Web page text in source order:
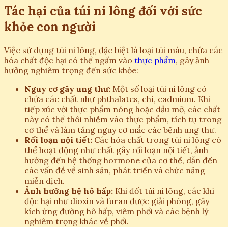
Tác hại của túi ni lông đối với sức
khỏe con người
Việc sử dụng túi ni lông, đặc biệt là loại túi màu, chứa các
hóa chất độc hại có thể ngấm vào thực phẩm, gây ảnh
hưởng nghiêm trọng đến sức khỏe:
Nguy cơ gây ung thư: Một số loại túi ni lông có
chứa các chất như phthalates, chì, cadmium. Khi
tiếp xúc với thực phẩm nóng hoặc dầu mỡ, các chất
này có thể thôi nhiễm vào thực phẩm, tích tụ trong
cơ thể và làm tăng nguy cơ mắc các bệnh ung thư.
Rối loạn nội tiết: Các hóa chất trong túi ni lông có
thể hoạt động như chất gây rối loạn nội tiết, ảnh
hưởng đến hệ thống hormone của cơ thể, dẫn đến
các vấn đề về sinh sản, phát triển và chức năng
miễn dịch.
Ảnh hưởng hệ hô hấp: Khi đốt túi ni lông, các khí
độc hại như dioxin và furan được giải phóng, gây
kích ứng đường hô hấp, viêm phổi và các bệnh lý
nghiêm trọng khác về phổi.